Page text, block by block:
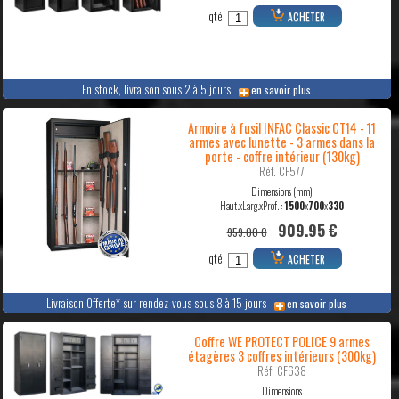
En stock, livraison sous 2 à 5 jours en savoir plus
qté ACHETER
Livraison Offerte* sur rendez-vous sous 8 à 15 jours en savoir plus
Armoire à fusil INFAC Classic CT14 - 11
armes avec lunette - 3 armes dans la
porte - coffre intérieur (130kg)
Réf. CF577
Dimensions (mm)
Haut.xLarg.xProf. :1500x700x330
959.00 € 909.95 €
qté ACHETER
Coffre WE PROTECT POLICE 9 armes
étagères 3 coffres intérieurs (300kg)
Réf. CF638
Dimensions